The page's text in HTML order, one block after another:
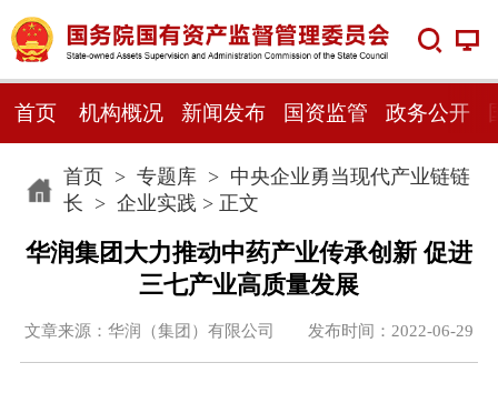
首页 机构概况 新闻发布 国资监管 政务公开
首页> 专题库> 中央企业勇当现代产业链链
长 > 企业实践 > 正文
华润集团大力推动中药产业传承创新 促进
三七产业高质量发展
文章来源：华润（集团）有限公司 发布时间：2022-06-29